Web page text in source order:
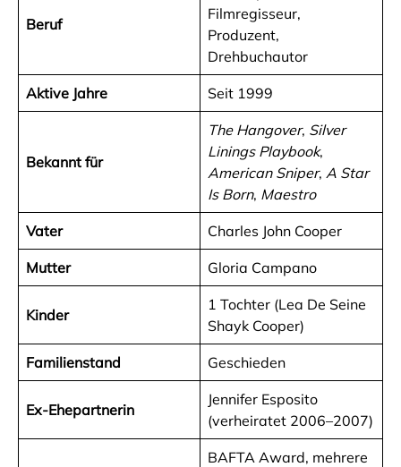
Beruf
Filmregisseur,
Produzent,
Drehbuchautor
Aktive Jahre Seit 1999
Bekannt für
The Hangover, Silver
Linings Playbook,
American Sniper, A Star
Is Born, Maestro
Vater Charles John Cooper
Mutter Gloria Campano
Kinder
1 Tochter (Lea De Seine
Shayk Cooper)
Familienstand Geschieden
Ex-Ehepartnerin
Jennifer Esposito
(verheiratet 2006–2007)
BAFTA Award, mehrere